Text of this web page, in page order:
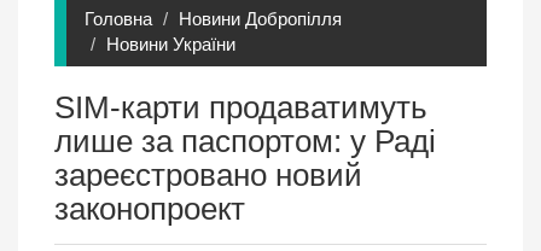
Головна
Новини Добропілля
Новини України
SIM-карти продаватимуть
лише за паспортом: у Раді
зареєстровано новий
законопроект